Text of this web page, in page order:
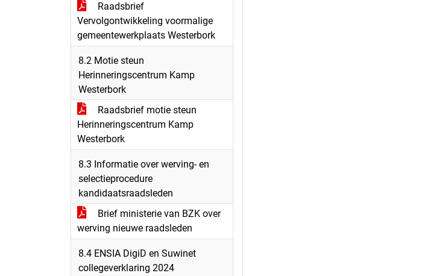
Raadsbrief
Vervolgontwikkeling voormalige
gemeentewerkplaats Westerbork
8.2 Motie steun
Herinneringscentrum Kamp
Westerbork
Raadsbrief motie steun
Herinneringscentrum Kamp
Westerbork
8.3 Informatie over werving- en
selectieprocedure
kandidaatsraadsleden
Brief ministerie van BZK over
werving nieuwe raadsleden
8.4 ENSIA DigiD en Suwinet
collegeverklaring 2024